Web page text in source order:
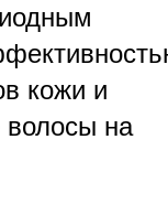
кожи и
волосы на